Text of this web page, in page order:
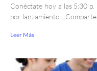
Conéctate hoy a las 5:30
por lanzamiento.
Leer Más